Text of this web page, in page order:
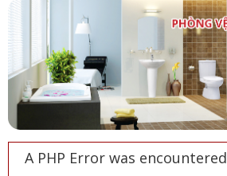
A PHP Error was encountered